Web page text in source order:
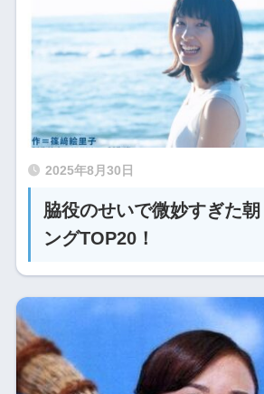
2025年8月30日
脇役のせいで微妙すぎた
ングTOP20！